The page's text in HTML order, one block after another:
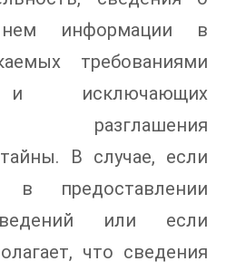
информации в
требованиями
и исключающих
разглашения
В случае, если
в предоставлении
или если
что сведения